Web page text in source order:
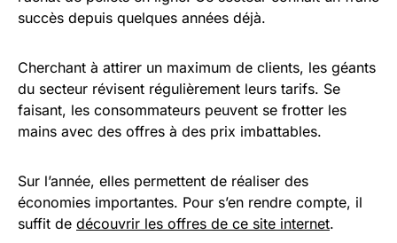
succès depuis quelques années déjà.
Cherchant à attirer un maximum de clients, les géants
du secteur révisent régulièrement leurs tarifs. Se
faisant, les consommateurs peuvent se frotter les
mains avec des offres à des prix imbattables.
Sur l’année, elles permettent de réaliser des
économies importantes. Pour s’en rendre compte, il
suffit de découvrir les offres de ce site internet.